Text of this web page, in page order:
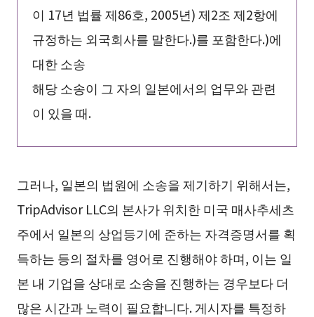
이 17년 법률 제86호, 2005년) 제2조 제2항에
규정하는 외국회사를 말한다.)를 포함한다.)에
대한 소송
해당 소송이 그 자의 일본에서의 업무와 관련
이 있을 때.
그러나, 일본의 법원에 소송을 제기하기 위해서는,
TripAdvisor LLC의 본사가 위치한 미국 매사추세츠
주에서 일본의 상업등기에 준하는 자격증명서를 획
득하는 등의 절차를 영어로 진행해야 하며, 이는 일
본 내 기업을 상대로 소송을 진행하는 경우보다 더
많은 시간과 노력이 필요합니다. 게시자를 특정하